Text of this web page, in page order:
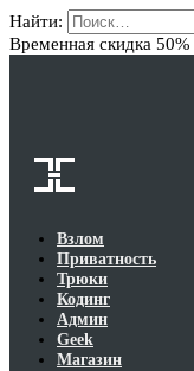
Найти:
Временная скидка 50%
Взлом
Приватность
Трюки
Кодинг
Админ
Geek
Магазин